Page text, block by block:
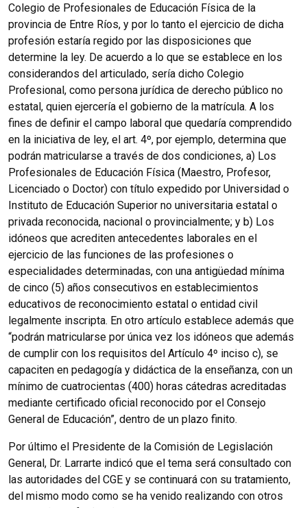
Colegio de Profesionales de Educación Física de la
provincia de Entre Ríos, y por lo tanto el ejercicio de dicha
profesión estaría regido por las disposiciones que
determine la ley. De acuerdo a lo que se establece en los
considerandos del articulado, sería dicho Colegio
Profesional, como persona jurídica de derecho público no
estatal, quien ejercería el gobierno de la matrícula. A los
fines de definir el campo laboral que quedaría comprendido
en la iniciativa de ley, el art. 4º, por ejemplo, determina que
podrán matricularse a través de dos condiciones, a) Los
Profesionales de Educación Física (Maestro, Profesor,
Licenciado o Doctor) con título expedido por Universidad o
Instituto de Educación Superior no universitaria estatal o
privada reconocida, nacional o provincialmente; y b) Los
idóneos que acrediten antecedentes laborales en el
ejercicio de las funciones de las profesiones o
especialidades determinadas, con una antigüedad mínima
de cinco (5) años consecutivos en establecimientos
educativos de reconocimiento estatal o entidad civil
legalmente inscripta. En otro artículo establece además que
“podrán matricularse por única vez los idóneos que además
de cumplir con los requisitos del Artículo 4º inciso c), se
capaciten en pedagogía y didáctica de la enseñanza, con un
mínimo de cuatrocientas (400) horas cátedras acreditadas
mediante certificado oficial reconocido por el Consejo
General de Educación”, dentro de un plazo finito.
Por último el Presidente de la Comisión de Legislación
General, Dr. Larrarte indicó que el tema será consultado con
las autoridades del CGE y se continuará con su tratamiento,
del mismo modo como se ha venido realizando con otros